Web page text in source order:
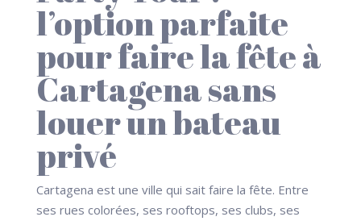
l’option parfaite
pour faire la fête à
Cartagena sans
louer un bateau
privé
Cartagena est une ville qui sait faire la fête. Entre
ses rues colorées, ses rooftops, ses clubs, ses